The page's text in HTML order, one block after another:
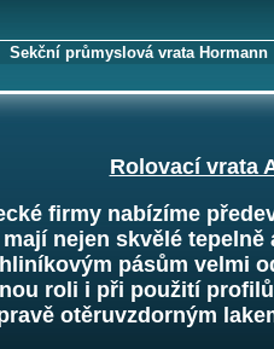
Sekční průmyslová vrata Hormann
Rolovací vrata
firmy nabízíme
nejen skvělé
pásům velmi
roli i při použití
otěruvzdorným